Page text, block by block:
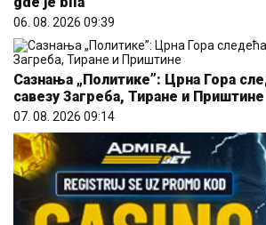
06. 08. 2026 09:39
Сазнања „Политике”: Црна Гора
савезу Загреба, Тиране и Приштине
07. 08. 2026 09:14